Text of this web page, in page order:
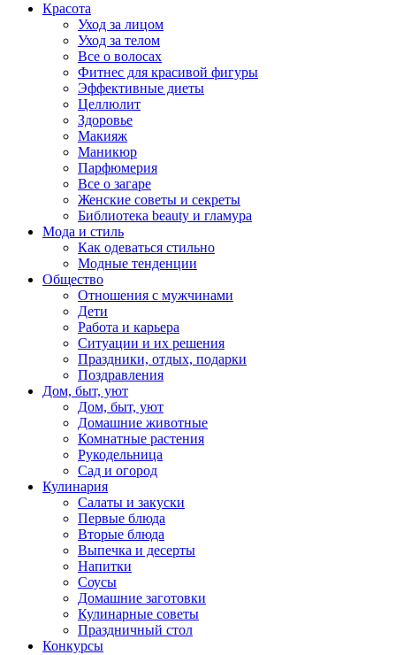
Красота
Уход за лицом
Уход за телом
Все о волосах
Фитнес для красивой фигуры
Эффективные диеты
Целлюлит
Здоровье
Макияж
Маникюр
Парфюмерия
Все о загаре
Женские советы и секреты
Библиотека beauty и гламура
Мода и стиль
Как одеваться стильно
Модные тенденции
Общество
Отношения с мужчинами
Дети
Работа и карьера
Ситуации и их решения
Праздники, отдых, подарки
Поздравления
Дом, быт, уют
Дом, быт, уют
Домашние животные
Комнатные растения
Рукодельница
Сад и огород
Кулинария
Салаты и закуски
Первые блюда
Вторые блюда
Выпечка и десерты
Напитки
Соусы
Домашние заготовки
Кулинарные советы
Праздничный стол
Конкурсы